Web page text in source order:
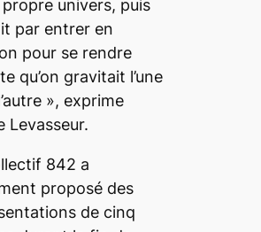
univers, puis
par entrer en
pour se rendre
qu’on gravitait l’une
», exprime
Levasseur.
842 a
proposé des
de cinq